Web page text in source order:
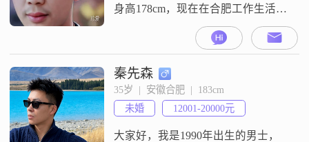
身高178cm，现在在合肥工作生活
##3002##我的月收入在3001到5000
元之间，学历是高中及以下
##3002##性格方面，我是一个幽默
风趣的人，平时比较乐观积极
##3002##做人真诚可靠，性格上耐
心包容，随和易相处##3002##在观
念上，我比较重视家庭，觉得家庭
为重##30
秦先森
35岁  |  安徽合肥  |  183cm
未婚
12001-20000元
大家好，我是1990年出生的男士，